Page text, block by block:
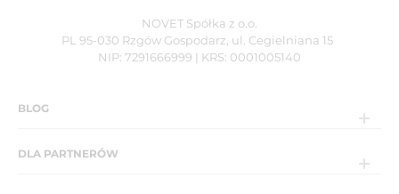
NOVET Spółka z o.o.
PL 95-030 Rzgów Gospodarz, ul. Cegielniana 15
NIP: 7291666999 | KRS: 0001005140
BLOG
DLA PARTNERÓW